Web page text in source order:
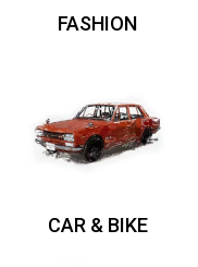
FASHION
CAR & BIKE